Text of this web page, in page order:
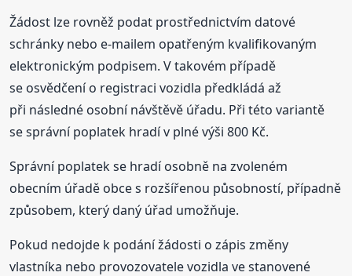
Žádost lze rovněž podat prostřednictvím datové
schránky nebo e-mailem opatřeným kvalifikovaným
elektronickým podpisem. V takovém případě
se osvědčení o registraci vozidla předkládá až
při následné osobní návštěvě úřadu. Při této variantě
se správní poplatek hradí v plné výši 800 Kč.
Správní poplatek se hradí osobně na zvoleném
obecním úřadě obce s rozšířenou působností, případně
způsobem, který daný úřad umožňuje.
Pokud nedojde k podání žádosti o zápis změny
vlastníka nebo provozovatele vozidla ve stanovené